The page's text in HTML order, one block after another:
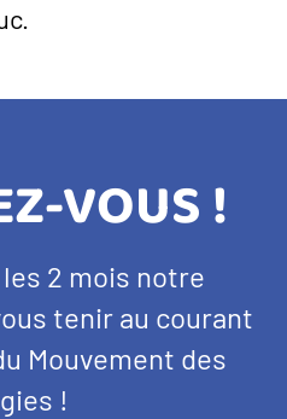
VOUS !
2 mois notre
tenir au courant
Mouvement des
!